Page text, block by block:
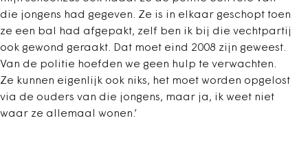
die jongens had gegeven. Ze is in elkaar geschopt toen
ze een bal had afgepakt, zelf ben ik bij die vechtpartij
ook gewond geraakt. Dat moet eind 2008 zijn geweest.
Van de politie hoefden we geen hulp te verwachten.
Ze kunnen eigenlijk ook niks, het moet worden opgelost
via de ouders van die jongens, maar ja, ik weet niet
waar ze allemaal wonen.’